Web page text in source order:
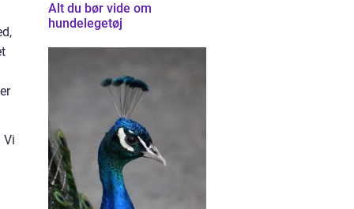
Vi
Alt du bør vide om
hundelegetøj